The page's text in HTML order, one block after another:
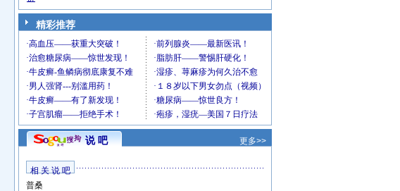
精彩推荐
说 吧 更多>>
相 关 说 吧
普桑